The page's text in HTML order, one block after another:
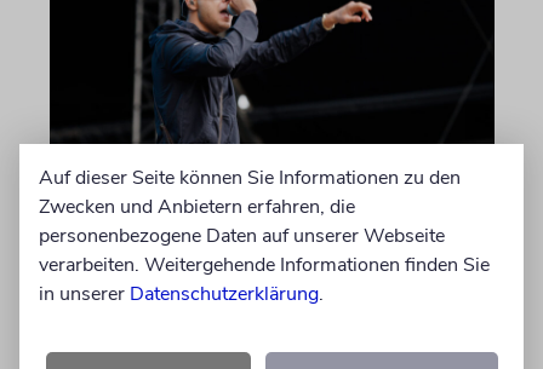
HIPHOP
Rapper Pashanim: »Free
Palestine« als
Verkaufsschlager
Auf seinem neuen Album »Lounge Musik«
Auf dieser Seite können Sie Informationen zu den
Zwecken und Anbietern erfahren, die
personenbezogene Daten auf unserer Webseite
verarbeiten. Weitergehende Informationen finden Sie
in unserer Datenschutzerklärung.